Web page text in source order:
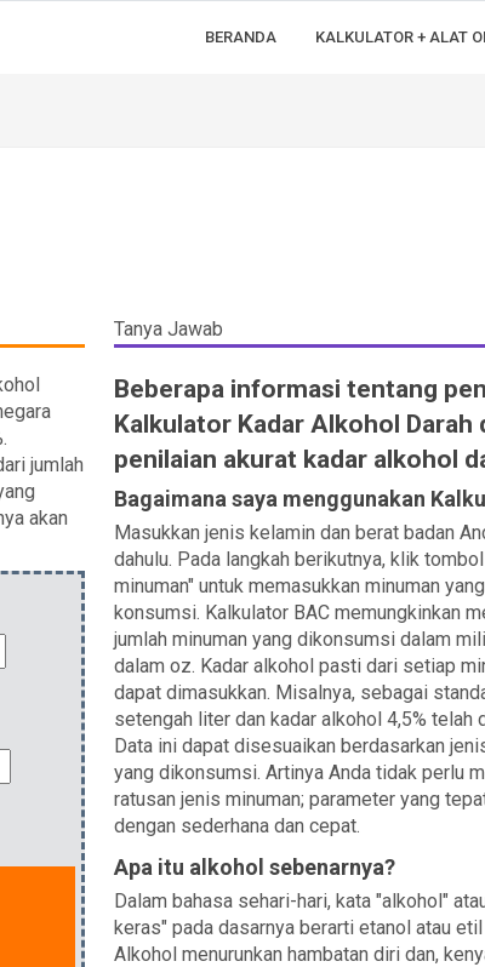
BERANDA KALKULATOR + ALAT
jumlah
akan
Tanya Jawab
Beberapa informasi tentang
Kalkulator Kadar Alkohol Darah
penilaian akurat kadar alkohol
Bagaimana saya menggunakan
Masukkan jenis kelamin dan berat badan
dahulu. Pada langkah berikutnya, klik
minuman" untuk memasukkan minuman
konsumsi. Kalkulator BAC memungkinkan
jumlah minuman yang dikonsumsi dalam
dalam oz. Kadar alkohol pasti dari setiap
dapat dimasukkan. Misalnya, sebagai
setengah liter dan kadar alkohol 4,5% telah
Data ini dapat disesuaikan berdasarkan
yang dikonsumsi. Artinya Anda tidak perlu
ratusan jenis minuman; parameter yang
dengan sederhana dan cepat.
Apa itu alkohol sebenarnya?
Dalam bahasa sehari-hari, kata "alkohol"
keras" pada dasarnya berarti etanol atau
Alkohol menurunkan hambatan diri dan,